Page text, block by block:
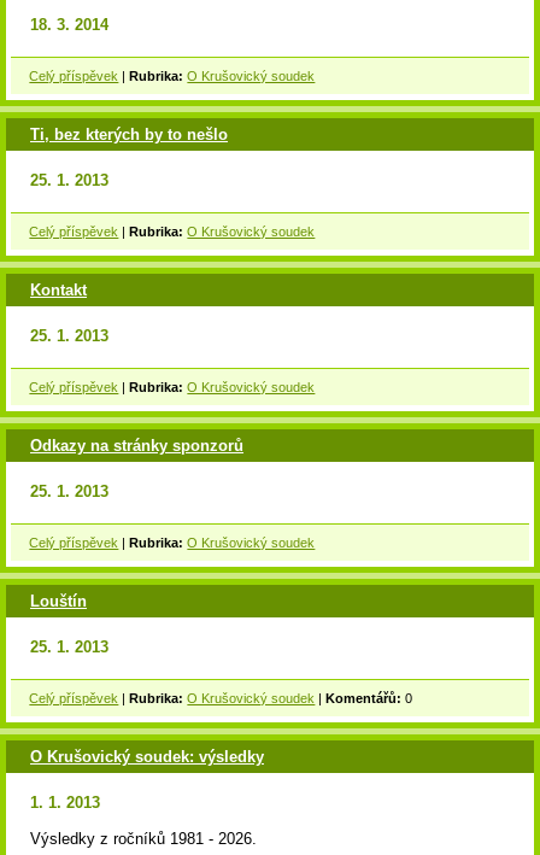
18. 3. 2014
Celý příspěvek |Rubrika: O Krušovický soudek
Ti, bez kterých by to nešlo
25. 1. 2013
Celý příspěvek |Rubrika: O Krušovický soudek
Kontakt
25. 1. 2013
Celý příspěvek |Rubrika: O Krušovický soudek
Odkazy na stránky sponzorů
25. 1. 2013
Celý příspěvek |Rubrika: O Krušovický soudek
Louštín
25. 1. 2013
Celý příspěvek |Rubrika: O Krušovický soudek |Komentářů: 0
O Krušovický soudek: výsledky
1. 1. 2013
Výsledky z ročníků 1981 - 2026.